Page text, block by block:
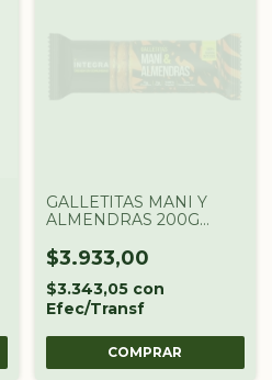
GALLETITAS MANI Y
ALMENDRAS 200G
$3.933,00
$3.343,05 con
Efec/Transf